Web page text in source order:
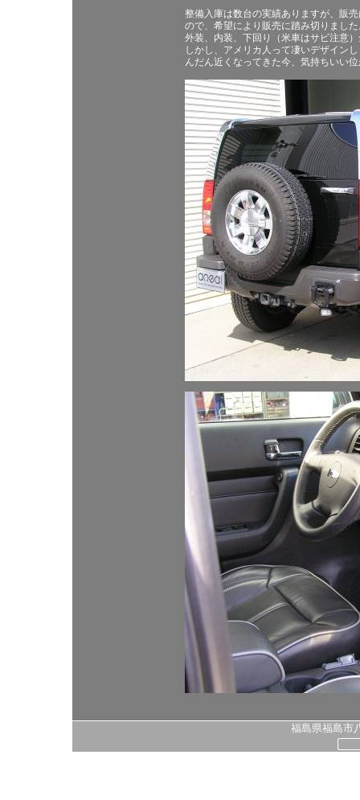
整備入庫は数台の実績ありますが、販
ので、希望により販売に踏み切りまし
外装、内装、下回り（米車はサビ注意
しかし、アメリカ人って凄いデザイン
んだん近くなってきた今、気持ちいい
福島県福島市